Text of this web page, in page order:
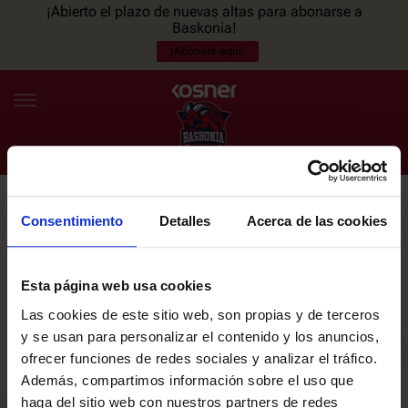
Consentimiento Detalles Acerca de las cookies
Esta página web usa cookies
Las cookies de este sitio web, son propias y de terceros
y se usan para personalizar el contenido y los anuncios,
ofrecer funciones de redes sociales y analizar el tráfico.
Además, compartimos información sobre el uso que
haga del sitio web con nuestros partners de redes
¡Abierto el plazo de nuevas altas para abonarse a
Baskonia!
¡Abónate aquí!
ES EU
NOTICIAS
PLANTILLA
ENTRADAS
NEWSLETTER
últimas noticias y promociones del club.
Email
He leído y acepto laPolítica de privacidaddel SASKI BASKONIA